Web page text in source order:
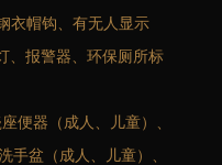
衣帽钩、有无人显示
、报警器、环保厕所标
器（成人、儿童）、
手盆（成人、儿童）、